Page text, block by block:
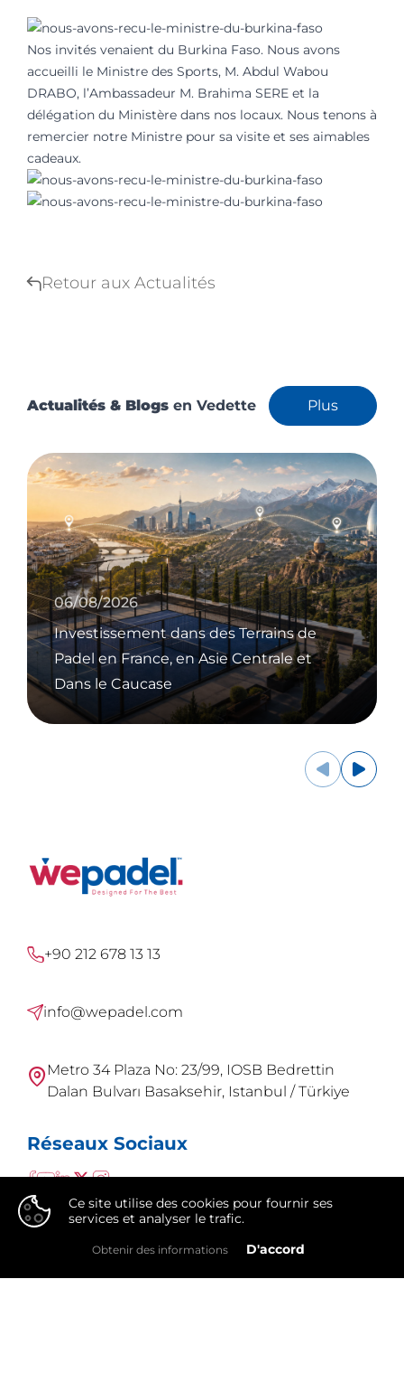
Nos invités venaient du Burkina Faso. Nous avons
accueilli le Ministre des Sports, M. Abdul Wabou
DRABO, l’Ambassadeur M. Brahima SERE et la
délégation du Ministère dans nos locaux. Nous tenons à
remercier notre Ministre pour sa visite et ses aimables
cadeaux.
Retour aux Actualités
Actualités & Blogs en Vedette Plus
06/08/2026
Investissement dans des Terrains de
Padel en France, en Asie Centrale et
Dans le Caucase
+90 212 678 13 13
info@wepadel.com
Metro 34 Plaza No: 23/99, IOSB Bedrettin
Dalan Bulvarı Basaksehir, Istanbul / Türkiye
Réseaux Sociaux
WePadel est une marque deIntegral Group
Ce site utilise des cookies pour fournir ses
services et analyser le trafic.
Obtenir des informations D'accord